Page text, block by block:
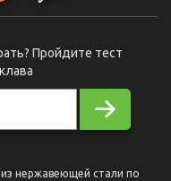
Пройдите тест
нержавеющей стали по